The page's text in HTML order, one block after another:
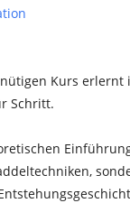
Kurs erlernt
Schritt.